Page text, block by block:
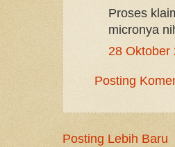
Proses
micronya
28 Oktober
Posting
Posting Lebih Baru